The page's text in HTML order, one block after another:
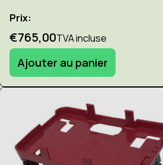
Prix:
€765,00TVA incluse
Ajouter au panier